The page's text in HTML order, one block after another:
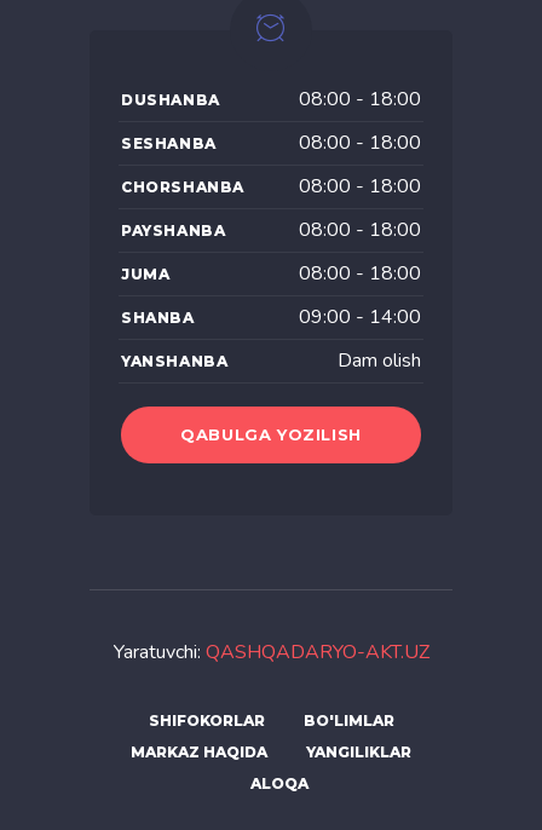
DUSHANBA 08:00 - 18:00
SESHANBA 08:00 - 18:00
CHORSHANBA 08:00 - 18:00
PAYSHANBA 08:00 - 18:00
JUMA 08:00 - 18:00
SHANBA 09:00 - 14:00
YANSHANBA Dam olish
QABULGA YOZILISH
Yaratuvchi: QASHQADARYO-AKT.UZ
SHIFOKORLAR
BO'LIMLAR
MARKAZ HAQIDA
YANGILIKLAR
ALOQA